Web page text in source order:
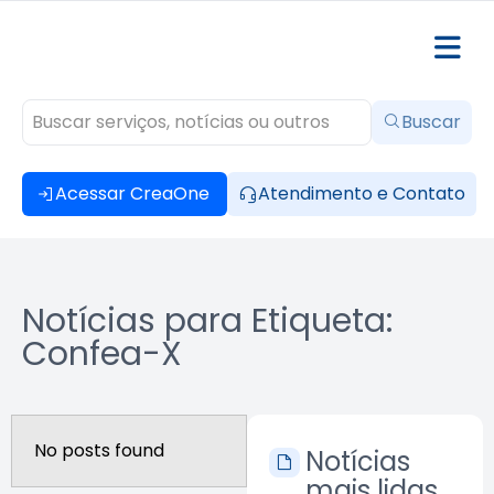
Acessar CreaOne Atendimento e Contato
Buscar
Notícias para Etiqueta:
Confea-X
No posts found Notícias